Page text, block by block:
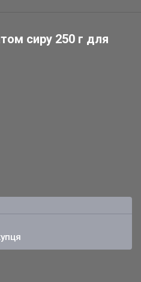
сиру 250 г для